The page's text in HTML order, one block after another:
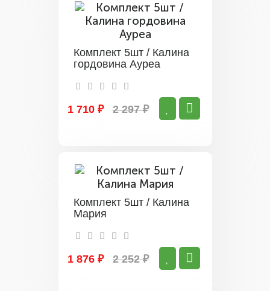
Комплект 5шт / Калина
гордовина Ауреа
1 710 ₽ 2 297 ₽
Комплект 5шт / Калина
Мария
1 876 ₽ 2 252 ₽